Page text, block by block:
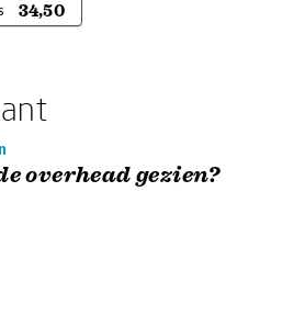
34,50
overhead gezien?